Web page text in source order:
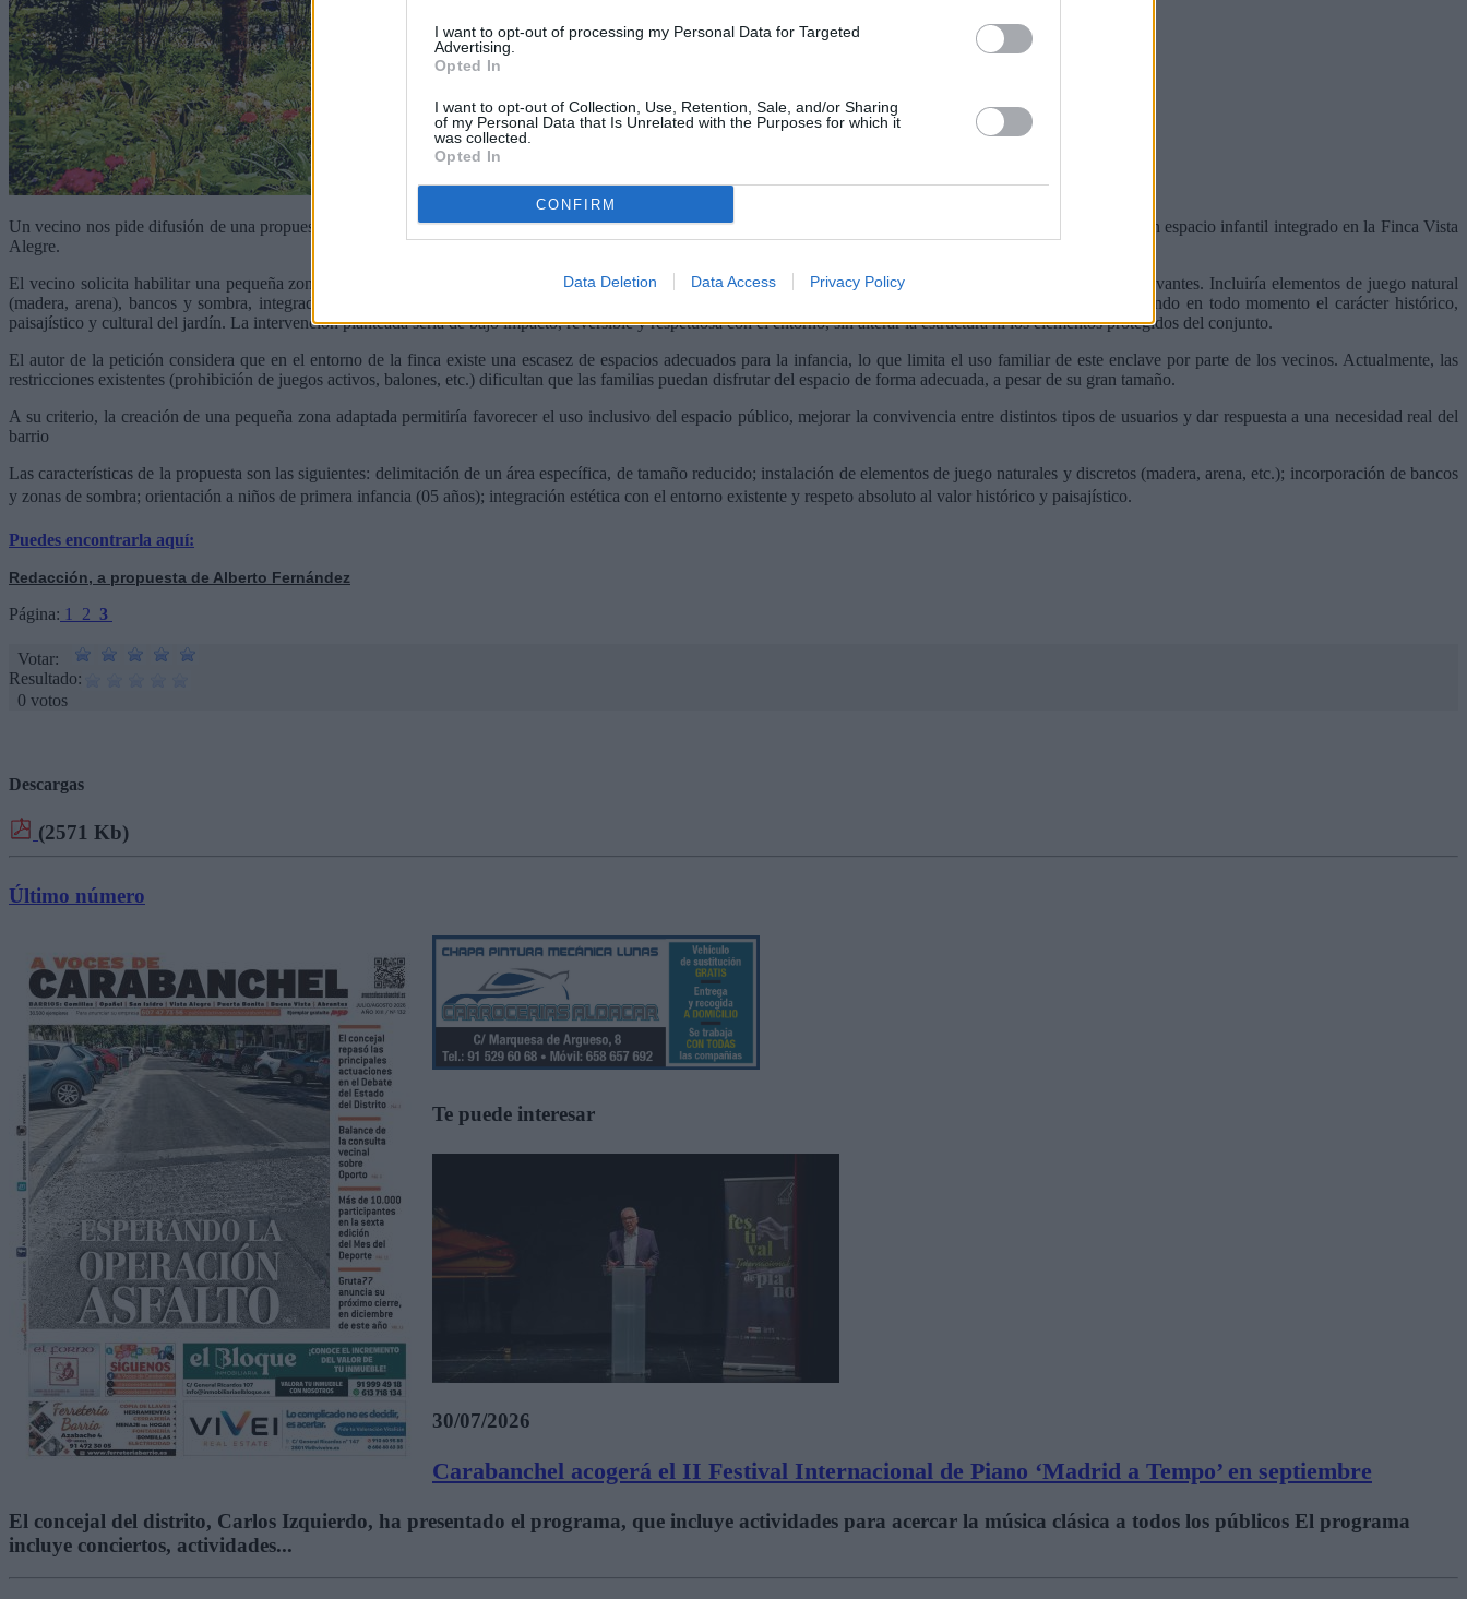
I want to opt-out of processing my Personal Data for Targeted
Advertising.
Opted In
I want to opt-out of Collection, Use, Retention, Sale, and/or Sharing
of my Personal Data that Is Unrelated with the Purposes for which it
was collected.
Opted In
CONFIRM
Data Deletion Data Access Privacy Policy
Un vecino nos pide difusión de una propuesta que ha presentado en Decide Madrid, el portal de participación ciudadana del Ayuntamiento, relativa a la creación de un espacio infantil integrado en la Finca Vista
Alegre.
El vecino solicita habilitar una pequeña zona infantil (0 a 5 años) en un área secundaria de la finca, un área actualmente infrautilizada y sin elementos históricos relevantes. Incluiría elementos de juego natural
(madera, arena), bancos y sombra, integrada en el entorno. El objetivo es mejorar el uso público del espacio por parte de familias con niños pequeños, manteniendo en todo momento el carácter histórico,
paisajístico y cultural del jardín. La intervención planteada sería de bajo impacto, reversible y respetuosa con el entorno, sin alterar la estructura ni los elementos protegidos del conjunto.
El autor de la petición considera que en el entorno de la finca existe una escasez de espacios adecuados para la infancia, lo que limita el uso familiar de este enclave por parte de los vecinos. Actualmente, las
restricciones existentes (prohibición de juegos activos, balones, etc.) dificultan que las familias puedan disfrutar del espacio de forma adecuada, a pesar de su gran tamaño.
A su criterio, la creación de una pequeña zona adaptada permitiría favorecer el uso inclusivo del espacio público, mejorar la convivencia entre distintos tipos de usuarios y dar respuesta a una necesidad real del
barrio
Las características de la propuesta son las siguientes: delimitación de un área específica, de tamaño reducido; instalación de elementos de juego naturales y discretos (madera, arena, etc.); incorporación de bancos
y zonas de sombra; orientación a niños de primera infancia (05 años); integración estética con el entorno existente y respeto absoluto al valor histórico y paisajístico.
Puedes encontrarla aquí:
Redacción, a propuesta de Alberto Fernández
Página: 1 2 3
Votar:
Resultado:
0 votos
Descargas
(2571 Kb)
Último número
Te puede interesar
30/07/2026
Carabanchel acogerá el II Festival Internacional de Piano ‘Madrid a Tempo’ en septiembre
El concejal del distrito, Carlos Izquierdo, ha presentado el programa, que incluye actividades para acercar la música clásica a todos los públicos El programa
incluye conciertos, actividades...